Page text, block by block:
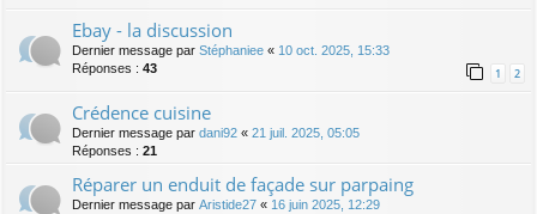
Ebay - la discussion
Dernier message par Stéphaniee « 10 oct. 2025, 15:33
Réponses : 43 1 2
Crédence cuisine
Dernier message par dani92 « 21 juil. 2025, 05:05
Réponses : 21
Réparer un enduit de façade sur parpaing
Dernier message par Aristide27 « 16 juin 2025, 12:29